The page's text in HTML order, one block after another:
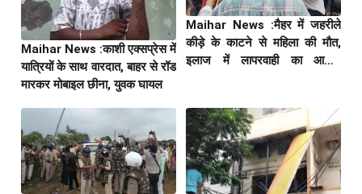
Maihar News :काशी एक्सप्रेस में
यात्रियों के साथ वारदात, बाहर से रॉड
मारकर मोबाइल छीना, युवक घायल
Maihar News :मैहर में जहरीले
कीड़े के काटने से महिला की मौत,
इलाज में लापरवाही का आरोप,